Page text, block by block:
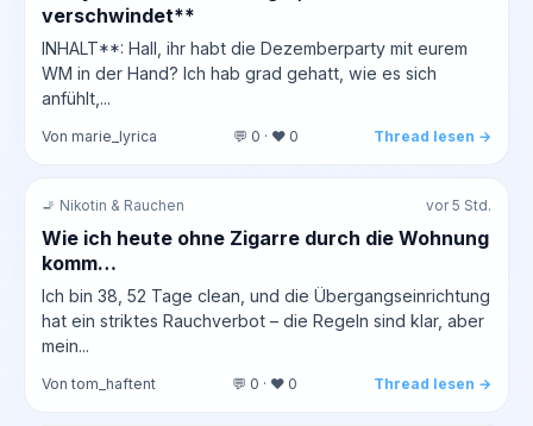
verschwindet**
INHALT**: Hall, ihr habt die Dezemberparty mit eurem
WM in der Hand? Ich hab grad gehatt, wie es sich
anfühlt,...
Von marie_lyrica 💬 0 · ❤️ 0 Thread lesen →
🚬 Nikotin & Rauchen vor 5 Std.
Wie ich heute ohne Zigarre durch die Wohnung
komm…
Ich bin 38, 52 Tage clean, und die Übergangseinrichtung
hat ein striktes Rauchverbot – die Regeln sind klar, aber
mein...
Von tom_haftent 💬 0 · ❤️ 0 Thread lesen →